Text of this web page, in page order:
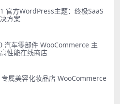
官方WordPress主题：终极SaaS
方案
汽车零部件 WooCommerce 主
性能在线商店
属美容化妆品店 WooCommerce